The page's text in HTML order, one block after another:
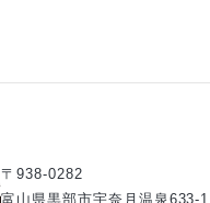
〒938-0282
富山県黒部市宇奈月温泉633-1